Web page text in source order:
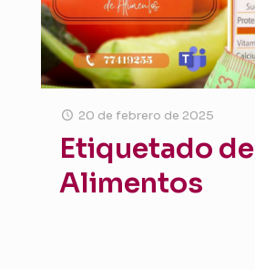
20 de febrero de 2025
Etiquetado de
Alimentos